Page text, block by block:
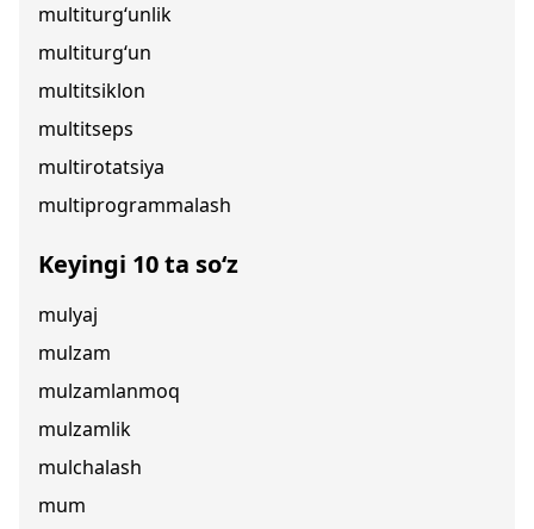
multiturg‘unlik
multiturg‘un
multitsiklon
multitseps
multirotatsiya
multiprogrammalash
Keyingi 10 ta so‘z
mulyaj
mulzam
mulzamlanmoq
mulzamlik
mulchalash
mum